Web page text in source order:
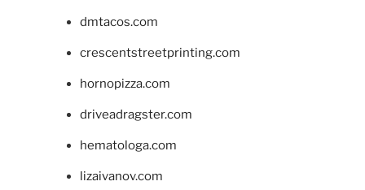
dmtacos.com
crescentstreetprinting.com
hornopizza.com
driveadragster.com
hematologa.com
lizaivanov.com